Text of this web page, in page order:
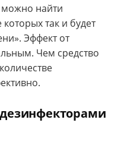
найти
так и будет
Эффект от
Чем средство